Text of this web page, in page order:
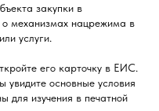
закупки в
о механизмах нацрежима в
услуги.
его карточку в ЕИС.
основные условия
для изучения в печатной